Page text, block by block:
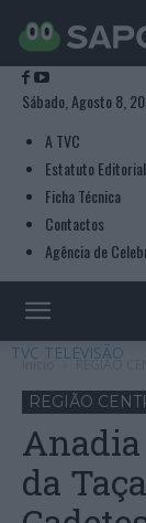
Sábado, Agosto 8,
A TVC
Estatuto Editorial
Ficha Técnica
Contactos
Agência de
TVC TELEVISÃO
Início REGIÃO
REGIÃO
Anadia
da